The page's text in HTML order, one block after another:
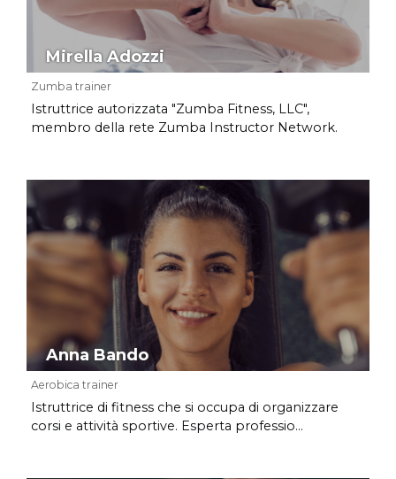
Mirella Adozzi
Zumba trainer
Istruttrice autorizzata "Zumba Fitness, LLC",
membro della rete Zumba Instructor Network.
Anna Bando
Aerobica trainer
Istruttrice di fitness che si occupa di organizzare
corsi e attività sportive. Esperta professio...